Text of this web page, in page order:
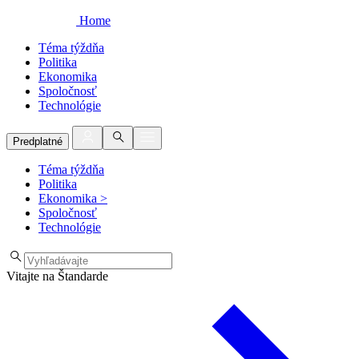
Home
Téma týždňa
Politika
Ekonomika
Spoločnosť
Technológie
Predplatné
Téma týždňa
Politika
Ekonomika >
Spoločnosť
Technológie
Vitajte na Štandarde